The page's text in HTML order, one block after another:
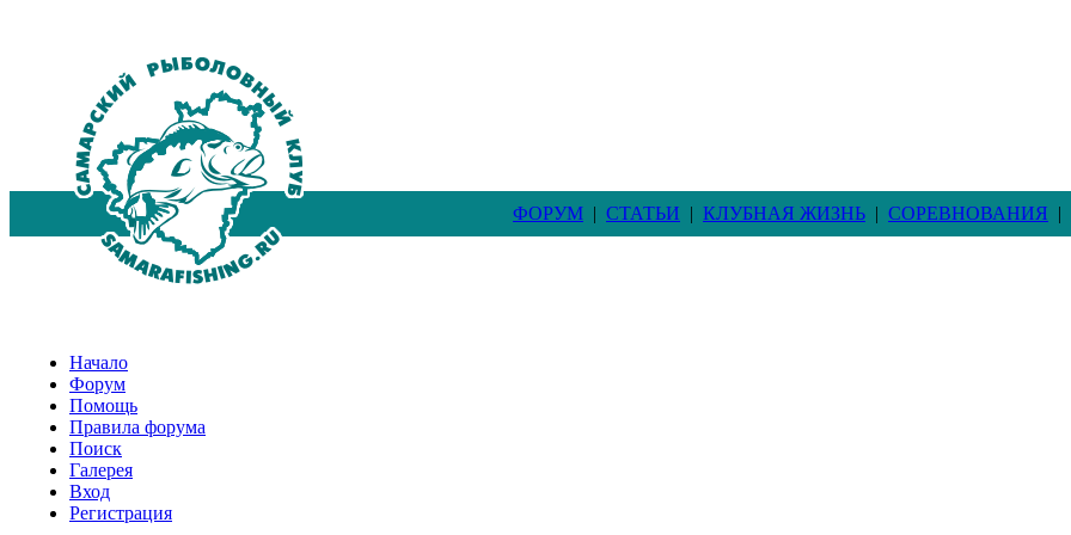
ФОРУМ | СТАТЬИ | КЛУБНАЯ ЖИЗНЬ | СОРЕВНОВАНИЯ |
Начало
Форум
Помощь
Правила форума
Поиск
Галерея
Вход
Регистрация